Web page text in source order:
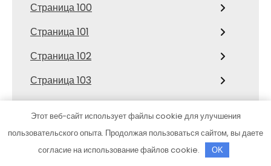
Страница 100
Страница 101
Страница 102
Страница 103
Страница 104
Страница 105
Страница 106
Этот веб-сайт использует файлы cookie для улучшения
пользовательского опыта. Продолжая пользоваться сайтом, вы даете
согласие на использование файлов cookie.
OK